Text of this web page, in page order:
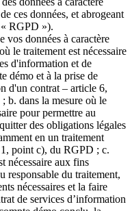
ces données, et abrogeant
RGPD »).
vos données à caractère
le traitement est nécessaire
d'information et de
démo et à la prise de
d'un contrat – article 6,
b. dans la mesure où le
pour permettre au
des obligations légales
en un traitement
point c), du RGPD ; c.
nécessaire aux fins
responsable du traitement,
nécessaires et la faire
de services d’information